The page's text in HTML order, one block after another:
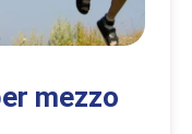
mezzo